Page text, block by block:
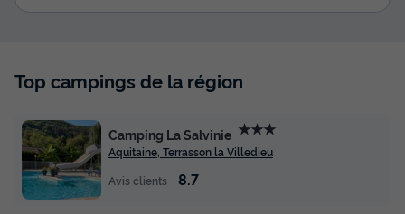
MOBILHOME 6 personnes - Mobil Home
Top campings de la région
Camping La Salvinie ★★★
Aquitaine, Terrasson la Villedieu
Avis clients
8.7